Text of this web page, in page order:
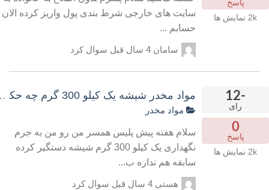
پاسخ
2k
نمایش ها
سایت های خارجی شرط بندی پول واریز کرده الان
حسابم ...
سامان 4 سال قبل سوال کرد
-12
رای
0
پاسخ
2k
نمایش ها
مواد مخدر شیشه یک کیلو 300 گرم چه حکمی دارد؟
مواد مخدر
سلام هفته پیش پلیس همسر من رو من به جرم
نگهداری یک کیلو 300 گرم شیشه دستگیر کرده
سابقه هم نداره ب...
هستی 4 سال قبل سوال کرد